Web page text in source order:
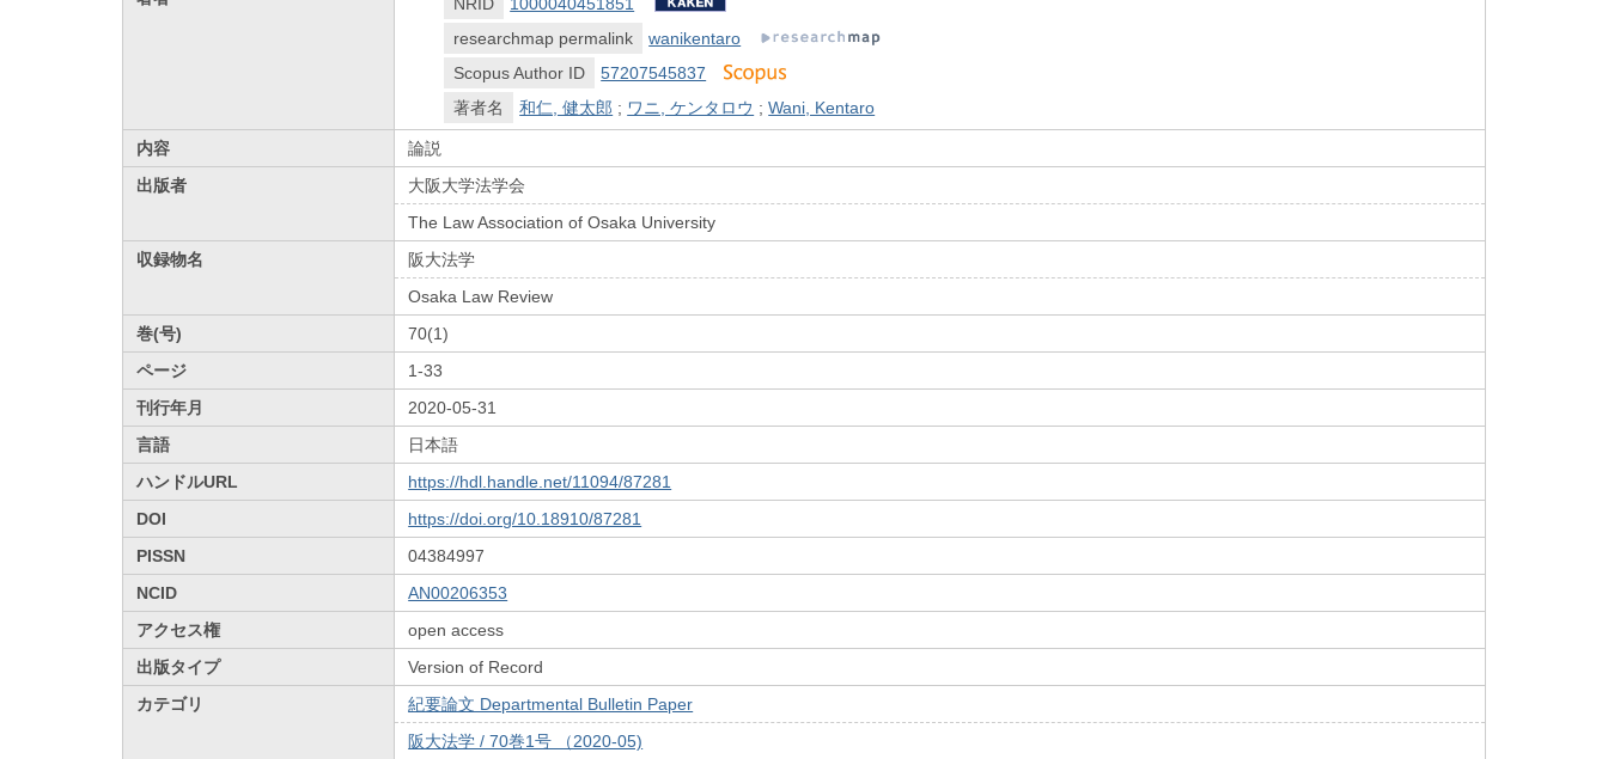
researchmap permalink
wanikentaro
Scopus Author ID
57207545837
著者名
和仁, 健太郎 ; ワニ, ケンタロウ ;Wani, Kentaro
内容
論説
出版者
大阪大学法学会
The Law Association of Osaka University
収録物名
阪大法学
Osaka Law Review
巻(号)
70(1)
ページ
1-33
刊行年月
2020-05-31
言語
日本語
ハンドルURL
https://hdl.handle.net/11094/87281
DOI
https://doi.org/10.18910/87281
PISSN
04384997
NCID
AN00206353
アクセス権
open access
出版タイプ
Version of Record
カテゴリ
紀要論文 Departmental Bulletin Paper
阪大法学 / 70巻1号 （2020-05)